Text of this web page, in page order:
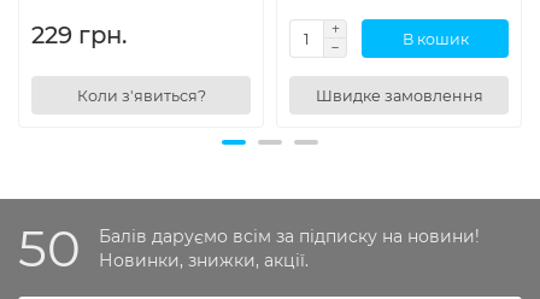
229 грн.
Коли з'явиться?
В кошик
Швидке замовлення
50
Балів даруємо всім за підписку на новини!
Новинки, знижки, акції.